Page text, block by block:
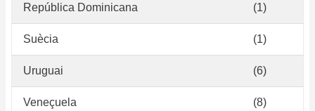
República Dominicana (1)
Suècia (1)
Uruguai (6)
Veneçuela (8)